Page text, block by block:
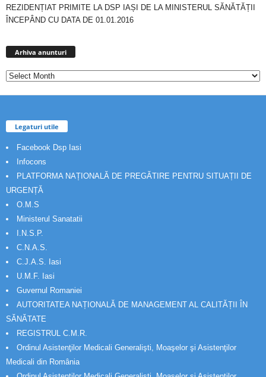
REZIDENȚIAT PRIMITE LA DSP IAȘI DE LA MINISTERUL SĂNĂTĂȚII
ÎNCEPÂND CU DATA DE 01.01.2016
Arhiva anunturi
Legaturi utile
Facebook Dsp Iasi
Infocons
PLATFORMA NAȚIONALĂ DE PREGĂTIRE PENTRU SITUAȚII DE
URGENȚĂ
O.M.S
Ministerul Sanatatii
I.N.S.P.
C.N.A.S.
C.J.A.S. Iasi
U.M.F. Iasi
Guvernul Romaniei
AUTORITATEA NAȚIONALĂ DE MANAGEMENT AL CALITĂȚII ÎN
SĂNĂTATE
REGISTRUL C.M.R.
Ordinul Asistenţilor Medicali Generalişti, Moaşelor şi Asistenţilor
Medicali din România